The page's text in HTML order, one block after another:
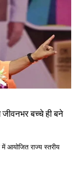
बच्चे ही बने
आयोजित राज्य स्तरीय